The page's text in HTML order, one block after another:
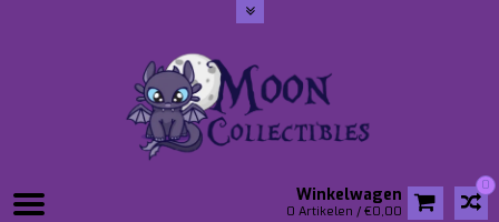
0
Winkelwagen
0 Artikelen / €0,00